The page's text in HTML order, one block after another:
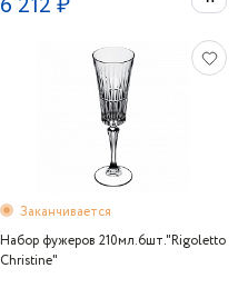
Заканчивается
Набор фужеров 210мл.6шт."Rigoletto
Christine"